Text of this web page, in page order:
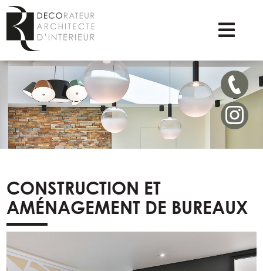
CONSTRUCTION ET
AMÉNAGEMENT DE BUREAUX